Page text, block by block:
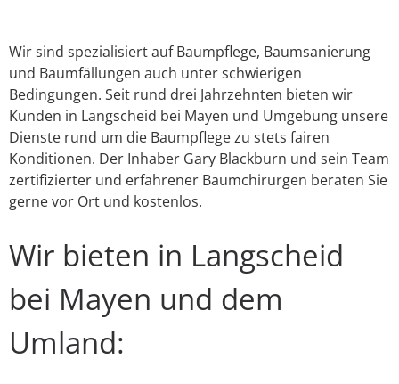
Wir sind spezialisiert auf Baumpflege, Baumsanierung
und Baumfällungen auch unter schwierigen
Bedingungen. Seit rund drei Jahrzehnten bieten wir
Kunden in Langscheid bei Mayen und Umgebung unsere
Dienste rund um die Baumpflege zu stets fairen
Konditionen. Der Inhaber Gary Blackburn und sein Team
zertifizierter und erfahrener Baumchirurgen beraten Sie
gerne vor Ort und kostenlos.
Wir bieten in Langscheid
bei Mayen und dem
Umland: